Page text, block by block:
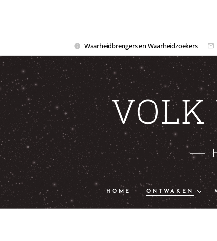
Waarheidbrengers en Waarheidzoekers
VOLK
HOME ONTWAKEN